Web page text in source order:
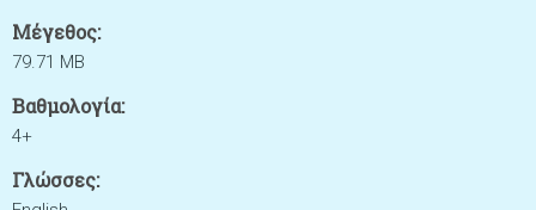
Μέγεθος:
79.71 MB
Βαθμολογία:
4+
Γλώσσες: